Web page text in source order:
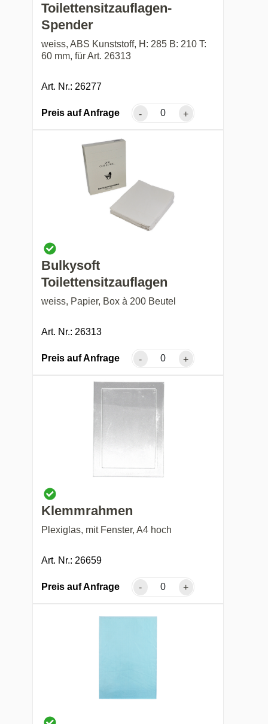
Toilettensitzauflagen-
Spender
weiss, ABS Kunststoff, H: 285 B: 210 T:
60 mm, für Art. 26313
Art. Nr.: 26277
Preis auf Anfrage - +
Bulkysoft
Toilettensitzauflagen
weiss, Papier, Box à 200 Beutel
Art. Nr.: 26313
Preis auf Anfrage - +
Klemmrahmen
Plexiglas, mit Fenster, A4 hoch
Art. Nr.: 26659
Preis auf Anfrage - +